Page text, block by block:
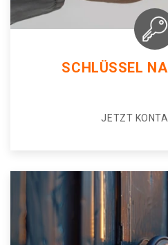
SCHLÜSSEL
JETZT